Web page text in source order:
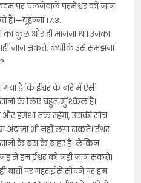
पर चलनेवाले परमेश्वर को जान
17:3.
कुछ और ही मानना था। उनका
जान सकते, क्योंकि उसे समझना
है कि ईश्वर के बारे में ऐसी
के लिए बहुत मुश्किल है।
और हमेशा तक रहेगा, उसकी सोच
अंदाज़ा भी नहीं लगा सकते। ईश्वर
के बस के बाहर है। लेकिन
से हम ईश्वर को नहीं जान सकते।
बातों पर गहराई से सोचने पर हम